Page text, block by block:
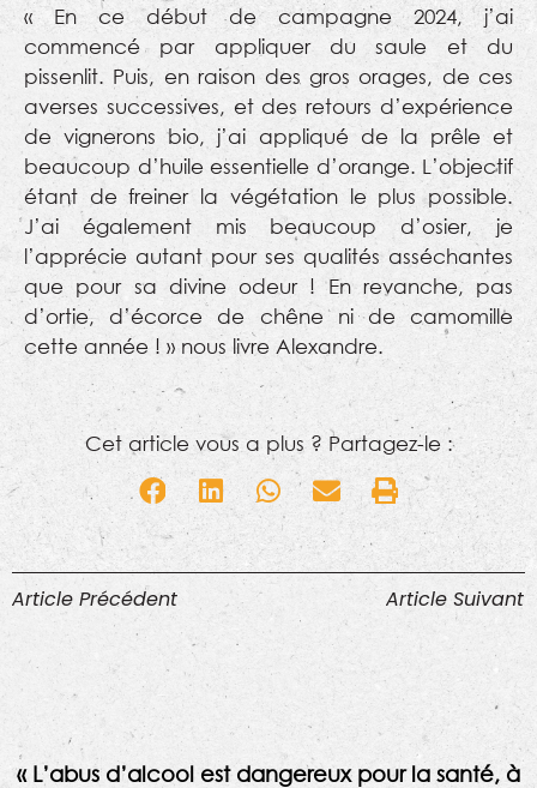
« En ce début de campagne 2024, j’ai
commencé par appliquer du saule et du
pissenlit. Puis, en raison des gros orages, de ces
averses successives, et des retours d’expérience
de vignerons bio, j’ai appliqué de la prêle et
beaucoup d’huile essentielle d’orange. L’objectif
étant de freiner la végétation le plus possible.
J’ai également mis beaucoup d’osier, je
l’apprécie autant pour ses qualités asséchantes
que pour sa divine odeur ! En revanche, pas
d’ortie, d’écorce de chêne ni de camomille
cette année ! » nous livre Alexandre.
Cet article vous a plus ? Partagez-le :
Article Précédent Article Suivant
« L’abus d’alcool est dangereux pour la santé, à